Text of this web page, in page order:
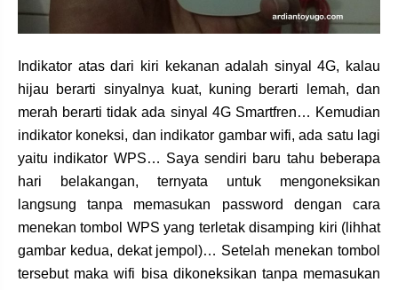
Indikator atas dari kiri kekanan adalah sinyal 4G, kalau
hijau berarti sinyalnya kuat, kuning berarti lemah, dan
merah berarti tidak ada sinyal 4G Smartfren… Kemudian
indikator koneksi, dan indikator gambar wifi, ada satu lagi
yaitu indikator WPS… Saya sendiri baru tahu beberapa
hari belakangan, ternyata untuk mengoneksikan
langsung tanpa memasukan password dengan cara
menekan tombol WPS yang terletak disamping kiri (lihhat
gambar kedua, dekat jempol)… Setelah menekan tombol
tersebut maka wifi bisa dikoneksikan tanpa memasukan